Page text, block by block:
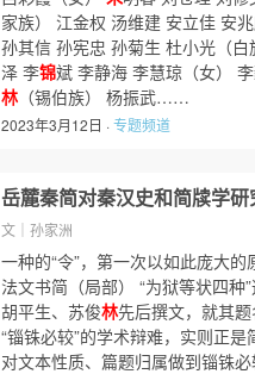
家族） 江金权 汤维建 安立佳 安
孙其信 孙宪忠 孙菊生 杜小光（
泽 李锦斌 李静海 李慧琼（女）
林 （锡伯族） 杨振武……
2023年3月12日 ·专题频道
岳麓秦简对秦汉史和简牍学
文｜孙家洲
一种的“令”，第一次以如此庞大
法文书简（局部） “为狱等状四种
胡平生、苏俊林先后撰文，就其
“锱铢必较”的学术辩难，实则正
对文本性质、篇题归属做到锱铢